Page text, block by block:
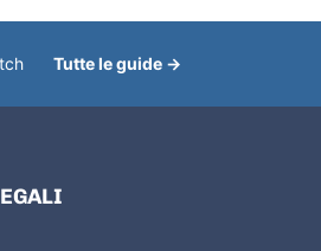
Tutte le guide →